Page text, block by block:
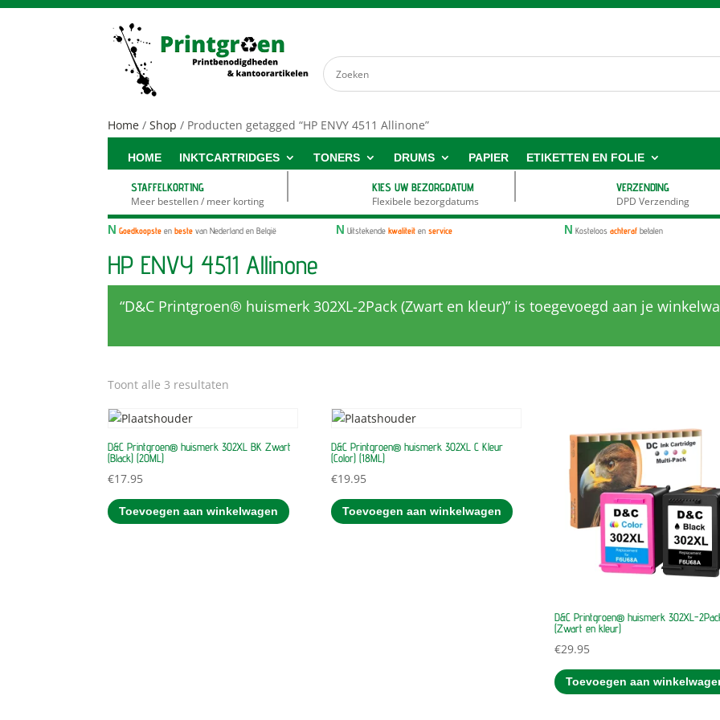
HOME INKTCARTRIDGES TONERS DRUMS PAPIER ETIKETTEN EN FOLIE
STAFFELKORTING
Meer bestellen / meer korting
KIES UW BEZORGDATUM
Flexibele bezorgdatums
VERZENDING
DPD Verzending
N Goedkoopste enbeste van Nederland en België N Uitstekendekwaliteiten service N Kosteloos achteraf betalen
Home /Shop / Producten getagged “HP ENVY 4511 Allinone”
HP ENVY 4511 Allinone
“D&C Printgroen® huismerk 302XL-2Pack (Zwart en kleur)” is toegevoegd aan je
Toont alle 3 resultaten
D&C Printgroen® huismerk 302XL BK Zwart
(Black) (20ML)
€17.95
Toevoegen aan winkelwagen
D&C Printgroen® huismerk 302XL C Kleur
(Color) (18ML)
€19.95
Toevoegen aan winkelwagen
D&C Printgroen® huismerk 302XL-
(Zwart en kleur)
€29.95
Toevoegen aan